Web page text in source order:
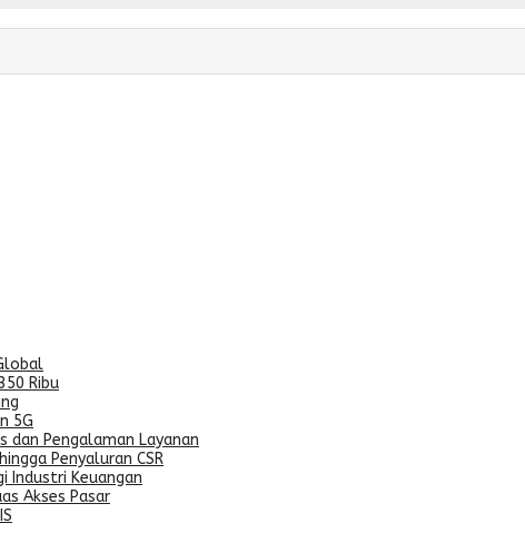
Ribu
5G
dan Pengalaman Layanan
Penyaluran CSR
Industri Keuangan
Akses Pasar